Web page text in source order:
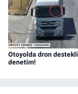
Otoyolda dron destekli
denetim!